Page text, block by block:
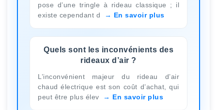
pose d’une tringle à rideau classique ; il
existe cependant d
En savoir plus
Quels sont les inconvénients des
rideaux d’air ?
L’inconvénient majeur du rideau d’air
chaud électrique est son coût d’achat, qui
peut être plus élev
En savoir plus